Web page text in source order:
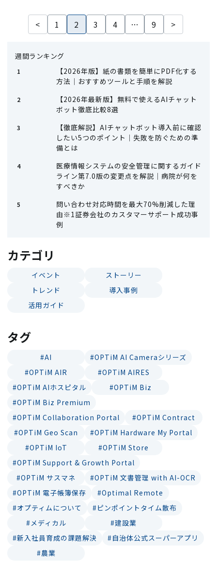
< 1 2 3 4 … 9 >
週間ランキング
【2026年版】紙の書類を簡単にPDF化する
方法｜おすすめツールと手順を解説
【2026年最新版】無料で使えるAIチャット
ボット徹底比較8選
【徹底解説】AIチャットボット導入前に確認
したい5つのポイント｜失敗を防ぐための準
備とは
医療情報システムの安全管理に関するガイド
ライン第7.0版の変更点を解説｜病院が何を
すべきか
問い合わせ対応時間を最大70%削減した理
由※1証券会社のカスタマーサポート成功事
例
カテゴリ
イベント
ストーリー
トレンド
導入事例
活用ガイド
タグ
#AI
#OPTiM AI Cameraシリーズ
#OPTiM AIR
#OPTiM AIRES
#OPTiM AIホスピタル
#OPTiM Biz
#OPTiM Biz Premium
#OPTiM Collaboration Portal
#OPTiM Contract
#OPTiM Geo Scan
#OPTiM Hardware My Portal
#OPTiM IoT
#OPTiM Store
#OPTiM Support & Growth Portal
#OPTiM サスマネ
#OPTiM 文書管理 with AI-OCR
#OPTiM 電子帳簿保存
#Optimal Remote
#オプティムについて
#ピンポイントタイム散布
#メディカル
#建設業
#新入社員育成の課題解決
#自治体公式スーパーアプリ
#農業